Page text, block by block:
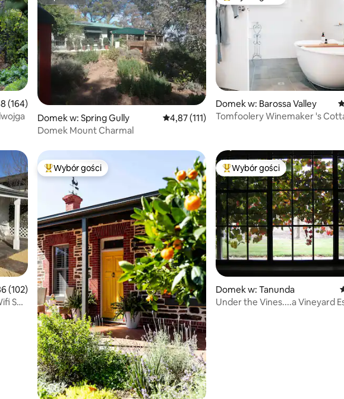
ocena: 4,88 na 5, liczba recenzji: 164
(164)
Domek w: Spring Gully Średnia ocena: 4,87 na 5, liczba recenzji: 111
4,87 (111)
Domek Mount Charmal
Domek w: Barossa Valley
Tomfoolery Winemaker 's
ocena: 4,86 na 5, liczba recenzji: 102
(102)
Spa
Najpopularniejsze z kategorii Wybór gości
Wybór gości Najpopularniejsze z kategorii
Wybór gości
Domek w: Tanunda
Under the Vines....a Vineyard